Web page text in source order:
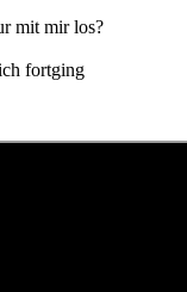
mit mir los?
fortging